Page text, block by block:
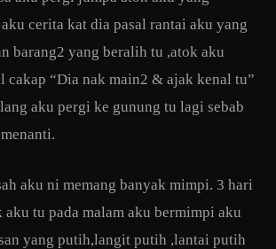
cerita kat dia pasal rantai aku yang
barang2 yang beralih tu ,atok aku
cakap “Dia nak main2 & ajak kenal tu”
aku pergi ke gunung tu lagi sebab
aku ni memang banyak mimpi. 3 hari
aku tu pada malam aku bermimpi aku
yang putih,langit putih ,lantai putih